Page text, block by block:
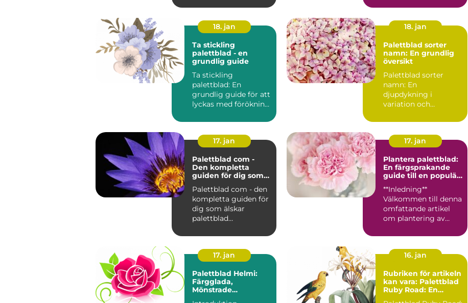
18. jan
Ta stickling
palettblad - en
grundlig guide
Ta stickling
palettblad: En
grundlig guide för att
lyckas med förökning
av väx...
18. jan
Palettblad sorter
namn: En grundlig
översikt
Palettblad sorter
namn: En
djupdykning i
variation och
palettblad? ...
17. jan
Palettblad com -
Den kompletta
guiden för dig som
Palettblad com - den
kompletta guiden för
dig som älskar
palettblad
Palettblad com är...
17. jan
Plantera palettblad:
En färgsprakande
guide till en populär
**Inledning**
Välkommen till denna
omfattande artikel
om plantering av
text kom...
17. jan
Palettblad Helmi:
Färgglada,
Mönstrade
16. jan
Rubriken för artikeln
kan vara: Palettblad
Ruby Road: En